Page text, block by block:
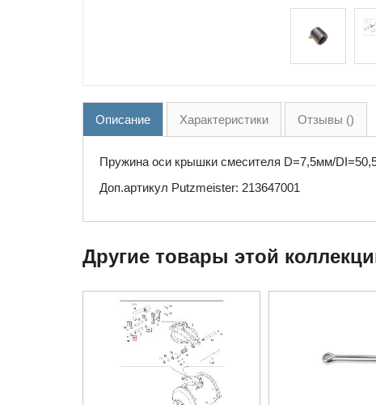
Описание Характеристики Отзывы ()
Пружина оси крышки смесителя D=7,5мм/
Доп.артикул Putzmeister: 213647001
Другие товары этой